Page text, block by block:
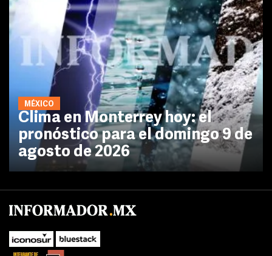
MÉXICO
Clima en Monterrey hoy: el
pronóstico para el domingo 9 de
agosto de 2026